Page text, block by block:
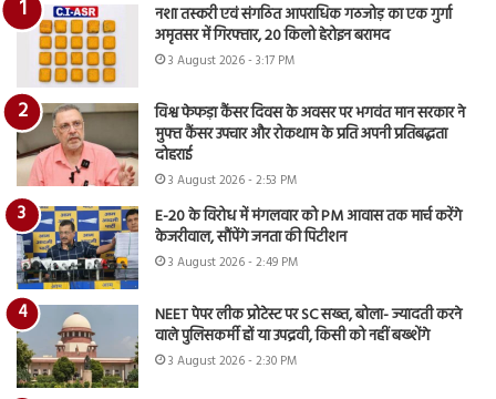
नशा तस्करी एवं संगठित आपराधिक गठजोड़ का एक गुर्गा
अमृतसर में गिरफ्तार, 20 किलो हेरोइन बरामद
3 August 2026 - 3:17 PM
विश्व फेफड़ा कैंसर दिवस के अवसर पर भगवंत मान सरकार ने
मुफ्त कैंसर उपचार और रोकथाम के प्रति अपनी प्रतिबद्धता
दोहराई
3 August 2026 - 2:53 PM
E-20 के विरोध में मंगलवार को PM आवास तक मार्च करेंगे
केजरीवाल, सौंपेंगे जनता की पिटीशन
3 August 2026 - 2:49 PM
NEET पेपर लीक प्रोटेस्ट पर SC सख्त, बोला- ज्यादती करने
वाले पुलिसकर्मी हों या उपद्रवी, किसी को नहीं बख्शेंगे
3 August 2026 - 2:30 PM